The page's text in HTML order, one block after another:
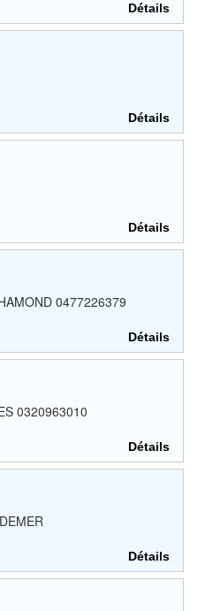
Détails
Détails
Détails
0477226379
Détails
0320963010
Détails
Détails